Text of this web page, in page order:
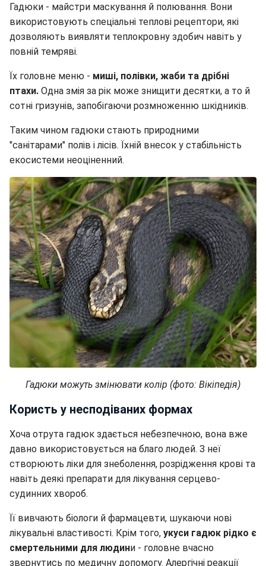
Гадюки - майстри маскування й полювання. Вони
використовують спеціальні теплові рецептори, які
дозволяють виявляти теплокровну здобич навіть у
повній темряві.
Їх головне меню - миші, полівки, жаби та дрібні
птахи. Одна змія за рік може знищити десятки, а то й
сотні гризунів, запобігаючи розмноженню шкідників.
Таким чином гадюки стають природними
"санітарами" полів і лісів. Їхній внесок у стабільність
екосистеми неоціненний.
Гадюки можуть змінювати колір (фото: Вікіпедія)
Користь у несподіваних формах
Хоча отрута гадюк здається небезпечною, вона вже
давно використовується на благо людей. З неї
створюють ліки для знеболення, розрідження крові та
навіть деякі препарати для лікування серцево-
судинних хвороб.
Її вивчають біологи й фармацевти, шукаючи нові
лікувальні властивості. Крім того, укуси гадюк рідко є
смертельними для людини - головне вчасно
звернутись по медичну допомогу. Алергічні реакції